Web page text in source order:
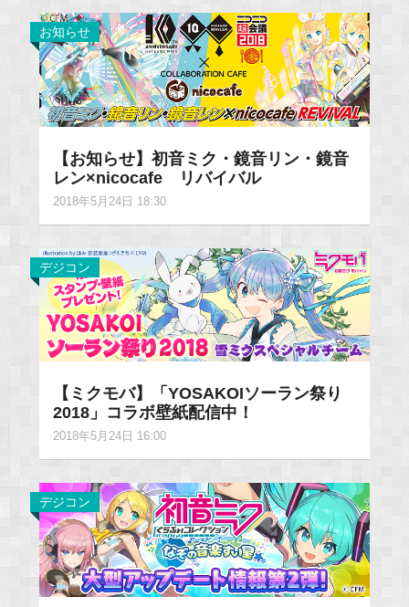
お知らせ
【お知らせ】初音ミク・鏡音リン・鏡音
レン×nicocafe リバイバル
2018年5月24日 18:30
デジコン
【ミクモバ】「YOSAKOIソーラン祭り
2018」コラボ壁紙配信中！
2018年5月24日 16:00
デジコン